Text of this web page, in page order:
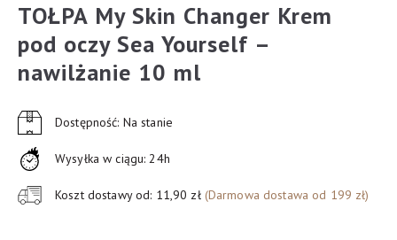
TOŁPA My Skin Changer Krem
pod oczy Sea Yourself –
nawilżanie 10 ml
Dostępność: Na stanie
Wysyłka w ciągu: 24h
Koszt dostawy od: 11,90 zł (Darmowa dostawa od 199 zł)